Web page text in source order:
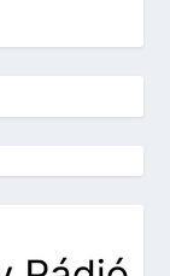
Vörösmarty Rádió